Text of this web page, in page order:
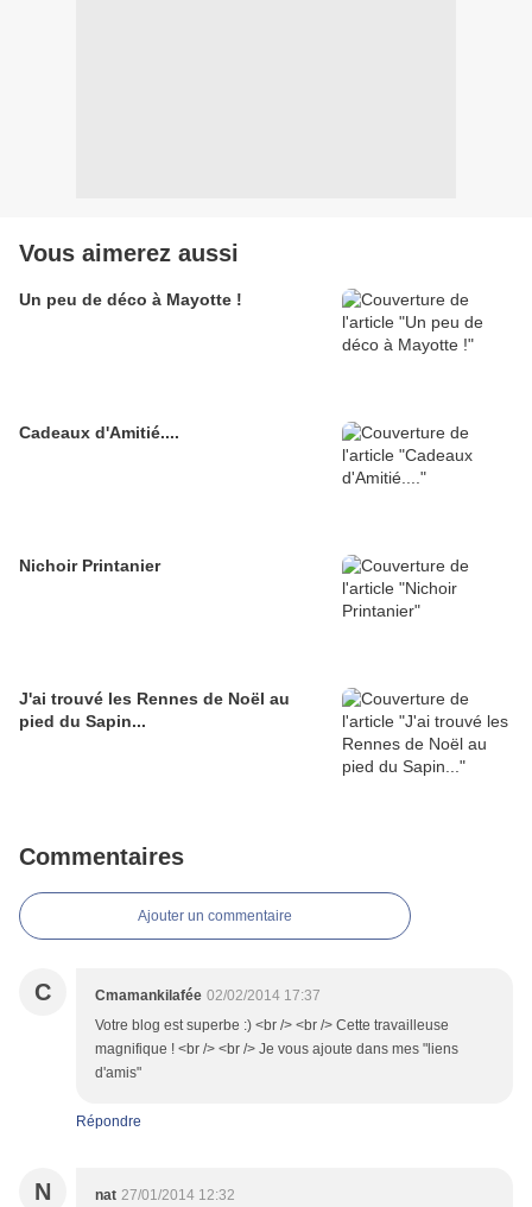
Vous aimerez aussi
Un peu de déco à Mayotte !
Cadeaux d'Amitié....
Nichoir Printanier
J'ai trouvé les Rennes de Noël au
pied du Sapin...
Commentaires
Ajouter un commentaire
C Cmamankilafée 02/02/2014 17:37
Votre blog est superbe :) <br /> <br /> Cette travailleuse
magnifique ! <br /> <br /> Je vous ajoute dans mes "liens
d'amis"
Répondre
N nat 27/01/2014 12:32